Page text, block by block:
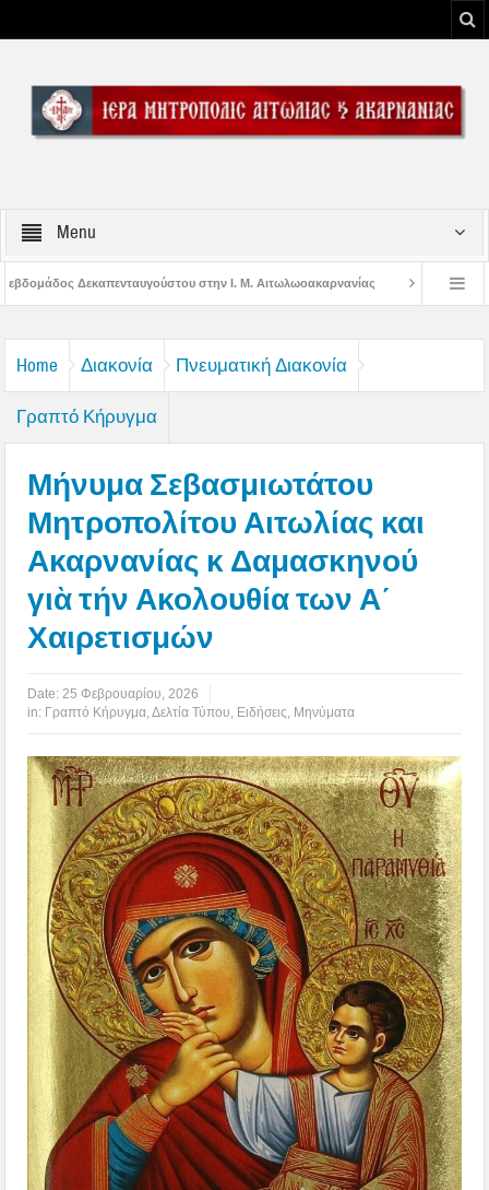
Menu
στην Ι. Μ. Αιτωλωοακαρνανίας Μήνυμα Σεβασμιωτάτου Μητροπολίτου
Home Διακονία Πνευματική Διακονία
Γραπτό Κήρυγμα
Μήνυμα Σεβασμιωτάτου
Μητροπολίτου Αιτωλίας και
Ακαρνανίας κ Δαμασκηνού
γιὰ τήν Ακολουθία των Α΄
Χαιρετισμών
Date: 25 Φεβρουαρίου, 2026
in: Γραπτό Κήρυγμα ,Δελτία Τύπου Ειδήσεις Μηνύματα